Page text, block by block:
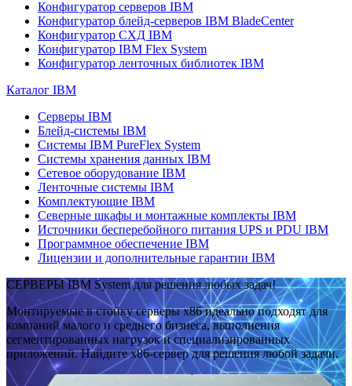
Конфигуратор серверов IBM
Конфигуратор блейд-серверов IBM BladeCenter
Конфигуратор СХД IBM
Конфигуратор IBM Flex System
Конфигуратор ленточных библиотек IBM
Каталог IBM
Серверы IBM
Блейд-системы IBM
Системы IBM PureFlex System
Системы хранения данных IBM
Сетевое оборудование IBM
Ленточные системы IBM
Комплектующие IBM
Северные шкафы и монтажные комплекты IBM
Источники бесперебойного питания UPS и PDU IBM
Программное обеспечение IBM
Лицензии и дополнительные гарантии IBM
СЕРВЕРЫ IBM System для решения любых задач!
Монтируемые в стойку серверы x86 идеально подходят для
компаний малого и среднего бизнеса, выполнения
сегментированных нагрузок и специализированных
приложений. Найдите x86-сервер для решения любой задачи.